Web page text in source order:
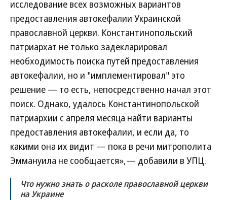
исследование всех возможных вариантов
предоставления автокефалии Украинской
православной церкви. Константинопольский
патриархат не только задекларировал
необходимость поиска путей предоставления
автокефалии, но и "имплементировал" это
решение — то есть, непосредственно начал этот
поиск. Однако, удалось Константинопольской
патриархии с апреля месяца найти варианты
предоставления автокефалии, и если да, то
какими она их видит — пока в речи митрополита
Эммануила не сообщается»,— добавили в УПЦ.
Что нужно знать о расколе православной церкви
на Украине